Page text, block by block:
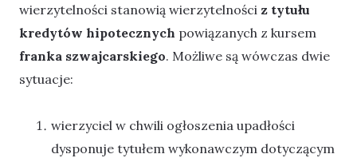
wierzytelności stanowią wierzytelności z tytułu
kredytów hipotecznych powiązanych z kursem
franka szwajcarskiego. Możliwe są wówczas dwie
sytuacje:
wierzyciel w chwili ogłoszenia upadłości
dysponuje tytułem wykonawczym dotyczącym